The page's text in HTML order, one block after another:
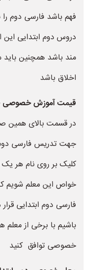
فهم باشد فارسی دوم
دروس دوم ابتدایی این
مند باشد همچنین
اخلاق باشد
قیمت آموزش خصوصی
در قسمت بالای همین
جهت تدریس فارسی دوم
کلیک بر روی نام هر یک
خواص این معلم شویم
فارسی دوم ابتدایی
باشیم با برخی از
خصوصی توافق کنید